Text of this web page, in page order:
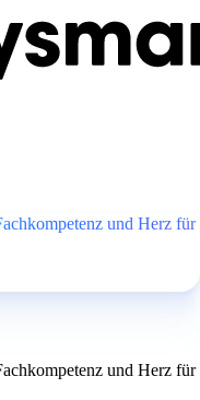
und Herz für
und Herz für